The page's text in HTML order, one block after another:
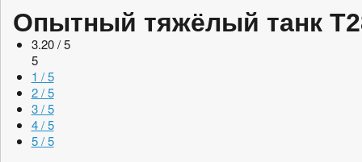
Опытный тяжёлый танк
3.20 / 5
5
1 / 5
2 / 5
3 / 5
4 / 5
5 / 5